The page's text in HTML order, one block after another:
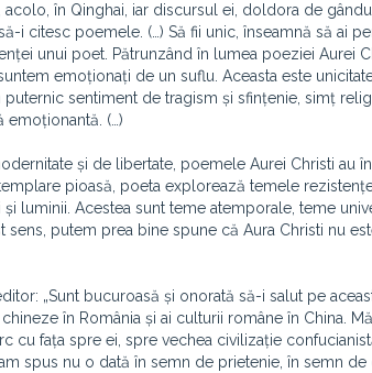
în Qinghai, iar discursul ei, doldora de
i citesc poemele. (…) Să fii unic, înseamnă să ai
unui poet. Pătrunzând în lumea poeziei Aurei
emoționați de un suflu. Aceasta este
sentiment de tragism și sfințenie, simț
emoționantă. (…)
și de libertate, poemele Aurei Christi au
pioasă, poeta explorează temele
luminii. Acestea sunt teme atemporale, teme
sens, putem prea bine spune că Aura Christi nu
„Sunt bucuroasă și onorată să-i salut pe
în România și ai culturii române în China.
cu fața spre ei, spre vechea civilizație
spus nu o dată în semn de prietenie, în semn